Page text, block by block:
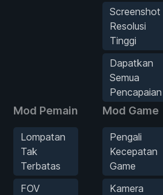
Screenshot
Resolusi
Tinggi
Dapatkan
Semua
Pencapaian
Mod Pemain
Lompatan
Tak
Terbatas
FOV
Mod Game
Pengali
Kecepatan
Game
Kamera